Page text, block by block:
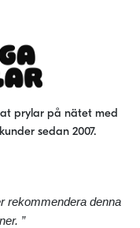
prylar på nätet med
sedan 2007.
rekommendera denna